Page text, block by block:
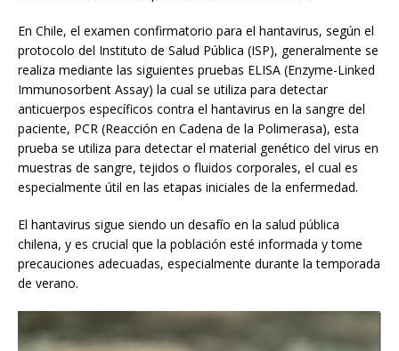
En Chile, el examen confirmatorio para el hantavirus, según el
protocolo del Instituto de Salud Pública (ISP), generalmente se
realiza mediante las siguientes pruebas ELISA (Enzyme-Linked
Immunosorbent Assay) la cual se utiliza para detectar
anticuerpos específicos contra el hantavirus en la sangre del
paciente, PCR (Reacción en Cadena de la Polimerasa), esta
prueba se utiliza para detectar el material genético del virus en
muestras de sangre, tejidos o fluidos corporales, el cual es
especialmente útil en las etapas iniciales de la enfermedad.
El hantavirus sigue siendo un desafío en la salud pública
chilena, y es crucial que la población esté informada y tome
precauciones adecuadas, especialmente durante la temporada
de verano.